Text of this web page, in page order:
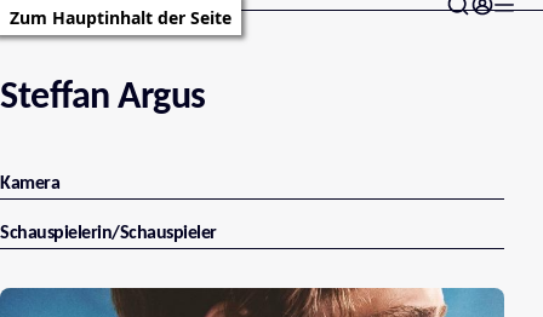
Zum Hauptinhalt der Seite
Steffan Argus
Kamera
Schauspielerin/Schauspieler